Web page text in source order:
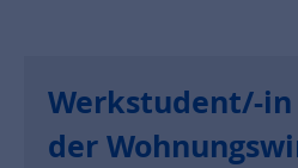
Werkstudent/-
der